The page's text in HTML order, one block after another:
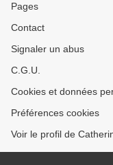
Pages
Contact
Signaler un abus
C.G.U.
Cookies et données
Préférences cookies
Voir le profil de